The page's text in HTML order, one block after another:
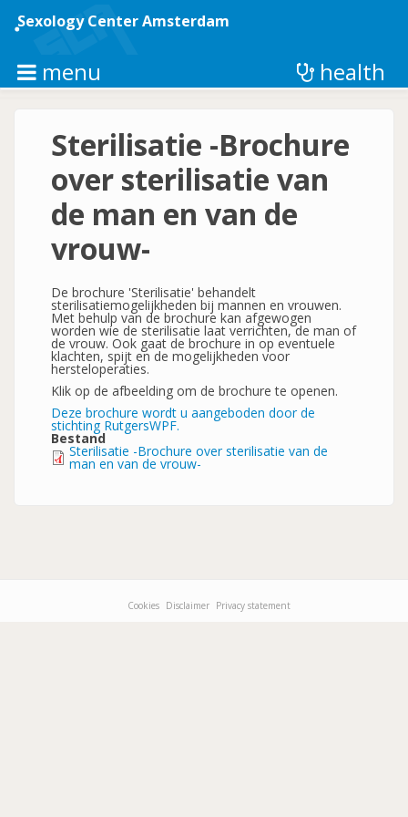
main
Sexology Center Amsterdam
menu health
Sterilisatie -Brochure
over sterilisatie van
de man en van de
vrouw-
De brochure 'Sterilisatie' behandelt
sterilisatiemogelijkheden bij mannen en vrouwen.
Met behulp van de brochure kan afgewogen
worden wie de sterilisatie laat verrichten, de man of
de vrouw. Ook gaat de brochure in op eventuele
klachten, spijt en de mogelijkheden voor
hersteloperaties.
Klik op de afbeelding om de brochure te openen.
Deze brochure wordt u aangeboden door de
stichting RutgersWPF.
Bestand
Sterilisatie -Brochure over sterilisatie van de
man en van de vrouw-
Cookies Disclaimer Privacy statement